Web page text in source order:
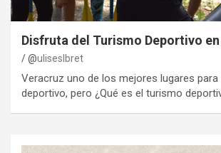
Disfruta del Turismo Deportivo
@uliseslbret
Veracruz uno de los mejores lugares
deportivo, pero ¿Qué es el turismo